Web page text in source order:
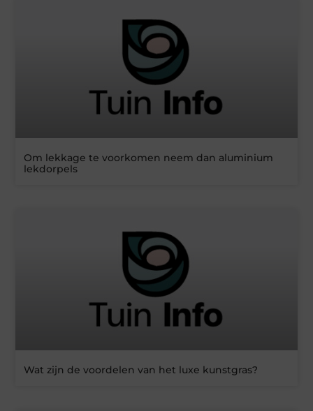
Om lekkage te voorkomen neem dan aluminium
lekdorpels
Wat zijn de voordelen van het luxe kunstgras?